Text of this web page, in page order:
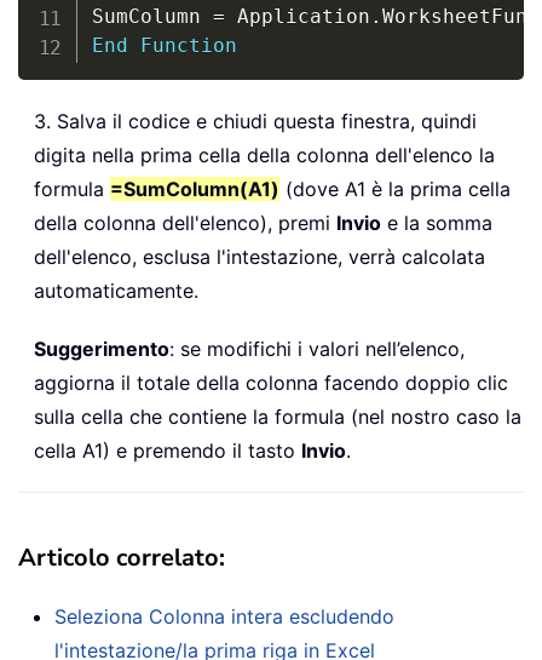
SumColumn = Application .
End
Function
3. Salva il codice e chiudi questa finestra, quindi
digita nella prima cella della colonna dell'elenco la
formula =SumColumn(A1) (dove A1 è la prima cella
della colonna dell'elenco), premi Invio e la somma
dell'elenco, esclusa l'intestazione, verrà calcolata
automaticamente.
Suggerimento: se modifichi i valori nell’elenco,
aggiorna il totale della colonna facendo doppio clic
sulla cella che contiene la formula (nel nostro caso la
cella A1) e premendo il tasto Invio.
Articolo correlato:
Seleziona Colonna intera escludendo
l'intestazione/la prima riga in Excel